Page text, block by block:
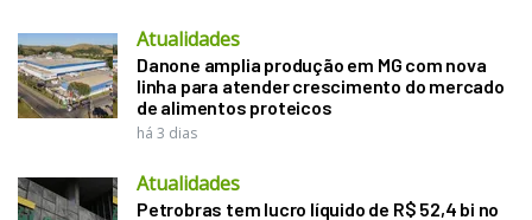
Atualidades
Danone amplia produção em MG com nova
linha para atender crescimento do mercado
de alimentos proteicos
há 3 dias
Atualidades
Petrobras tem lucro líquido de R$ 52,4 bi no